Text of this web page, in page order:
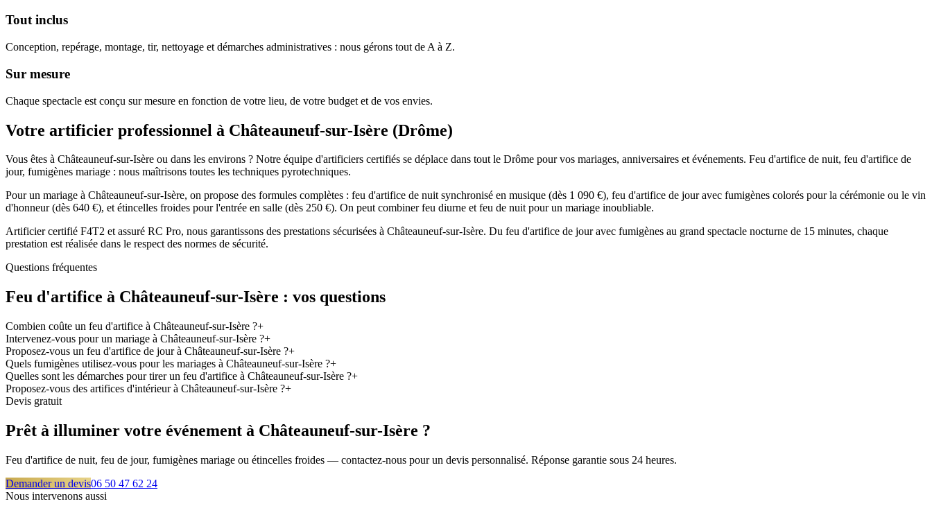
Tout inclus
Conception, repérage, montage, tir, nettoyage et démarches administratives : nous gérons tout de A à Z.
Sur mesure
Chaque spectacle est conçu sur mesure en fonction de votre lieu, de votre budget et de vos envies.
Votre artificier professionnel à Châteauneuf-sur-Isère (Drôme)
Vous êtes à Châteauneuf-sur-Isère ou dans les environs ? Notre équipe d'artificiers certifiés se déplace dans tout le Drôme pour vos mariages, anniversaires et événements. Feu d'artifice de nuit, feu d'artifice de
jour, fumigènes mariage : nous maîtrisons toutes les techniques pyrotechniques.
Pour un mariage à Châteauneuf-sur-Isère, on propose des formules complètes : feu d'artifice de nuit synchronisé en musique (dès 1 090 €), feu d'artifice de jour avec fumigènes colorés pour la cérémonie ou le vin
d'honneur (dès 640 €), et étincelles froides pour l'entrée en salle (dès 250 €). On peut combiner feu diurne et feu de nuit pour un mariage inoubliable.
Artificier certifié F4T2 et assuré RC Pro, nous garantissons des prestations sécurisées à Châteauneuf-sur-Isère. Du feu d'artifice de jour avec fumigènes au grand spectacle nocturne de 15 minutes, chaque
prestation est réalisée dans le respect des normes de sécurité.
Questions fréquentes
Feu d'artifice à Châteauneuf-sur-Isère : vos questions
Combien coûte un feu d'artifice à Châteauneuf-sur-Isère ?+
Intervenez-vous pour un mariage à Châteauneuf-sur-Isère ?+
Proposez-vous un feu d'artifice de jour à Châteauneuf-sur-Isère ?+
Quels fumigènes utilisez-vous pour les mariages à Châteauneuf-sur-Isère ?+
Quelles sont les démarches pour tirer un feu d'artifice à Châteauneuf-sur-Isère ?+
Proposez-vous des artifices d'intérieur à Châteauneuf-sur-Isère ?+
Devis gratuit
Prêt à illuminer votre événement à Châteauneuf-sur-Isère ?
Feu d'artifice de nuit, feu de jour, fumigènes mariage ou étincelles froides — contactez-nous pour un devis personnalisé. Réponse garantie sous 24 heures.
Demander un devis06 50 47 62 24
Nous intervenons aussi